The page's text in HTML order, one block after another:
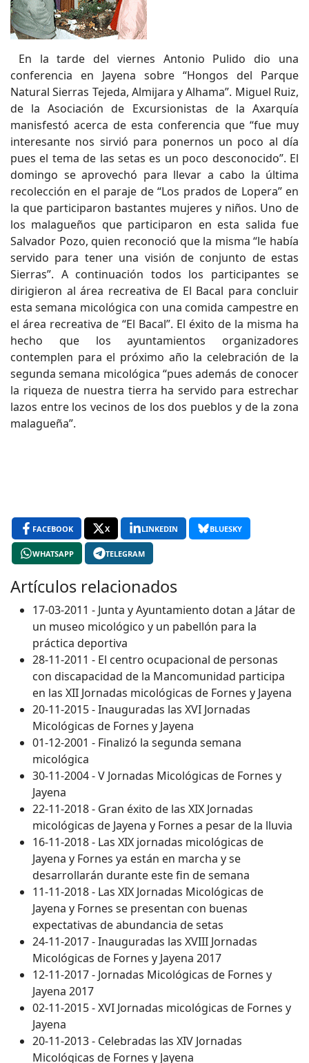
En la tarde del viernes Antonio Pulido dio una
conferencia en Jayena sobre “Hongos del Parque
Natural Sierras Tejeda, Almijara y Alhama”. Miguel Ruiz,
de la Asociación de Excursionistas de la Axarquía
manisfestó acerca de esta conferencia que “fue muy
interesante nos sirvió para ponernos un poco al día
pues el tema de las setas es un poco desconocido”. El
domingo se aprovechó para llevar a cabo la última
recolección en el paraje de “Los prados de Lopera” en
la que participaron bastantes mujeres y niños. Uno de
los malagueños que participaron en esta salida fue
Salvador Pozo, quien reconoció que la misma “le había
servido para tener una visión de conjunto de estas
Sierras”. A continuación todos los participantes se
dirigieron al área recreativa de El Bacal para concluir
esta semana micológica con una comida campestre en
el área recreativa de “El Bacal”. El éxito de la misma ha
hecho que los ayuntamientos organizadores
contemplen para el próximo año la celebración de la
segunda semana micológica “pues además de conocer
la riqueza de nuestra tierra ha servido para estrechar
lazos entre los vecinos de los dos pueblos y de la zona
malagueña”.
FACEBOOK X LINKEDIN BLUESKY
WHATSAPP TELEGRAM
Artículos relacionados
17-03-2011 - Junta y Ayuntamiento dotan a Játar de
un museo micológico y un pabellón para la
práctica deportiva
28-11-2011 - El centro ocupacional de personas
con discapacidad de la Mancomunidad participa
en las XII Jornadas micológicas de Fornes y Jayena
20-11-2015 - Inauguradas las XVI Jornadas
Micológicas de Fornes y Jayena
01-12-2001 - Finalizó la segunda semana
micológica
30-11-2004 - V Jornadas Micológicas de Fornes y
Jayena
22-11-2018 - Gran éxito de las XIX Jornadas
micológicas de Jayena y Fornes a pesar de la lluvia
16-11-2018 - Las XIX jornadas micológicas de
Jayena y Fornes ya están en marcha y se
desarrollarán durante este fin de semana
11-11-2018 - Las XIX Jornadas Micológicas de
Jayena y Fornes se presentan con buenas
expectativas de abundancia de setas
24-11-2017 - Inauguradas las XVIII Jornadas
Micológicas de Fornes y Jayena 2017
12-11-2017 - Jornadas Micológicas de Fornes y
Jayena 2017
02-11-2015 - XVI Jornadas micológicas de Fornes y
Jayena
20-11-2013 - Celebradas las XIV Jornadas
Micológicas de Fornes y Jayena